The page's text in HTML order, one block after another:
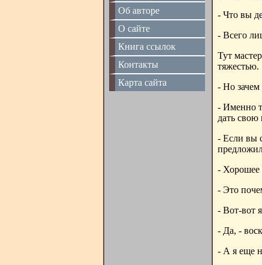
Об авторе
О сайте
Книга ссылок
Контакты
Карта сайта
- Что вы
- Всего
Тут
тяжестью.
- Но зачем
- Именно
дать свою
- Если вы
- Хорошее
- Это
- Вот-вот
- Да, -
- А я еще